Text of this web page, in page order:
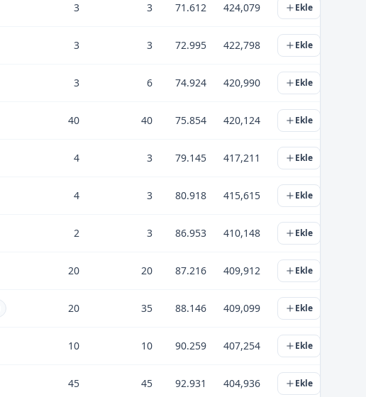
3 3 71.612 424,079 Ekle
3 3 72.995 422,798 Ekle
3 6 74.924 420,990 Ekle
40 40 75.854 420,124 Ekle
4 3 79.145 417,211 Ekle
4 3 80.918 415,615 Ekle
2 3 86.953 410,148 Ekle
20 20 87.216 409,912 Ekle
20 35 88.146 409,099 Ekle
10 10 90.259 407,254 Ekle
45 45 92.931 404,936 Ekle